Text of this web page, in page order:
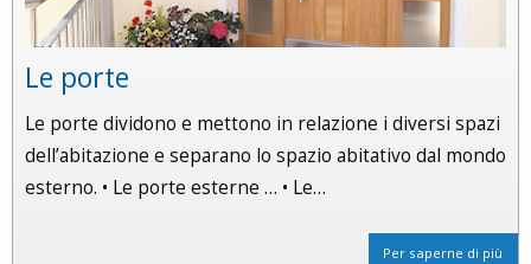
Le porte
Le porte dividono e mettono in relazione i diversi spazi
dell’abitazione e separano lo spazio abitativo dal mondo
esterno. • Le porte esterne … • Le…
Per saperne di più